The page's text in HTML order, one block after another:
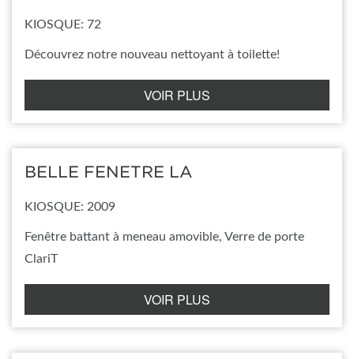
KIOSQUE: 72
Découvrez notre nouveau nettoyant à toilette!
VOIR PLUS
BELLE FENETRE LA
KIOSQUE: 2009
Fenêtre battant à meneau amovible, Verre de porte
ClariT
VOIR PLUS